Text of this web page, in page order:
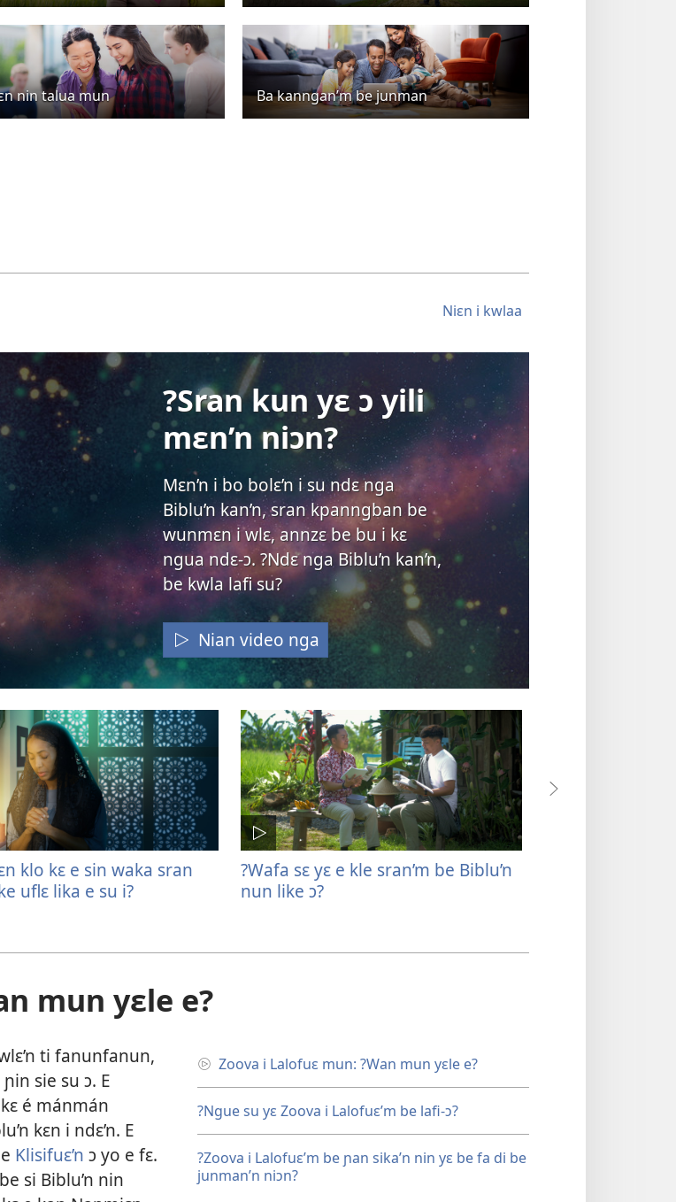
nin talua mun Ba kanngan’m be junman
Niɛn i kwlaa
?Sran kun yɛ ɔ yili
mɛn’n niɔn?
Mɛn’n i bo bolɛ’n i su ndɛ nga
Biblu’n kan’n, sran kpanngban be
wunmɛn i wlɛ, annzɛ be bu i kɛ
ngua ndɛ-ɔ. ?Ndɛ nga Biblu’n kan’n,
be kwla lafi su?
Nian video nga
klo kɛ e sin waka sran
uflɛ lika e su i?
?Wafa sɛ yɛ e kle sran’m be Biblu’n
nun like ɔ?
mun yɛle e?
ti fanunfanun,
sie su ɔ. E
é mánmán
kɛn i ndɛ’n. E
Klisifuɛ’n ɔ yo e fɛ.
si Biblu’n nin
Zoova i Lalofuɛ mun: ?Wan mun yɛle e?
?Ngue su yɛ Zoova i Lalofuɛ’m be lafi-ɔ?
?Zoova i Lalofuɛ’m be ɲan sika’n nin yɛ be fa di be
junman’n niɔn?